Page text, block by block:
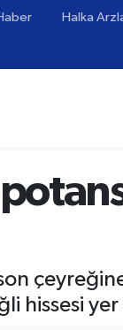
Halka
son
hissesi yer